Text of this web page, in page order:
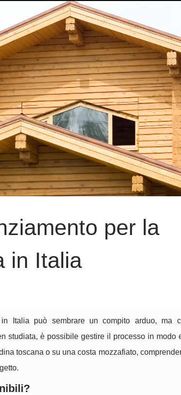
per la
in Italia
Italia può sembrare un compito arduo, ma
studiata, è possibile gestire il processo in modo
toscana o su una costa mozzafiato,